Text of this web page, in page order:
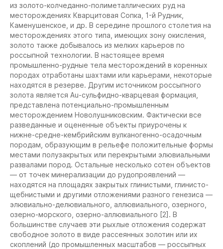
из золото-колчеданно-полиметаллических руд на
месторождениях Кварцитовая Сопка, 1-й Рудник,
Каменушенское, и др. В середине прошлого столетия на
месторождениях этого типа, имеющих зону окисления,
золото также добывалось из мелких карьеров по
россыпной технологии. В настоящее время
промышленно-рудные тела месторождений в коренных
породах отработаны шахтами или карьерами, некоторые
находятся в резерве. Другим источником россыпного
золота является Au-сульфидно-кварцевая формация,
представлена потенциально-промышленным
месторождением Новолушниковским. Фактически все
разведанные и оцененные объекты приурочены к
нижне-средне-кембрийским вулканогенно-осадочным
породам, образующим в рельефе положительные формы
местами полузакрытых или перекрытыми элювиальными
развалами пород. Остальные несколько сотен объектов
— от точек минерализации до рудопроявлений —
находятся на площадях закрытых глинистыми, глинисто-
щебнистыми и другими отложениями разного генезиса —
элювиально-делювиального, аллювиального, озерного,
озерно-морского, озерно-аллювиального [2]. В
большинстве случаев эти рыхлые отложения содержат
свободное золото в виде рассеянных золотин или их
скоплений (до промышленных масштабов — россыпных